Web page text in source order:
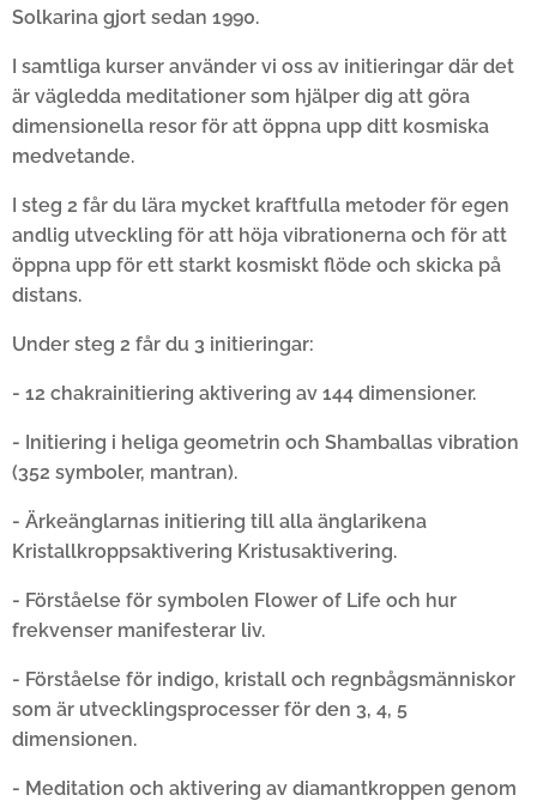
Solkarina gjort sedan 1990.
I samtliga kurser använder vi oss av initieringar där det
är vägledda meditationer som hjälper dig att göra
dimensionella resor för att öppna upp ditt kosmiska
medvetande.
I steg 2 får du lära mycket kraftfulla metoder för egen
andlig utveckling för att höja vibrationerna och för att
öppna upp för ett starkt kosmiskt flöde och skicka på
distans.
Under steg 2 får du 3 initieringar:
- 12 chakrainitiering aktivering av 144 dimensioner.
- Initiering i heliga geometrin och Shamballas vibration
(352 symboler, mantran).
- Ärkeänglarnas initiering till alla änglarikena
Kristallkroppsaktivering Kristusaktivering.
- Förståelse för symbolen Flower of Life och hur
frekvenser manifesterar liv.
- Förståelse för indigo, kristall och regnbågsmänniskor
som är utvecklingsprocesser för den 3, 4, 5
dimensionen.
- Meditation och aktivering av diamantkroppen genom